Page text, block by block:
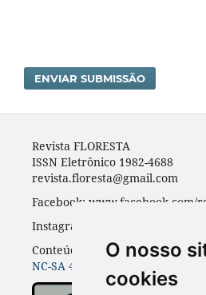
O nosso
cookies
ENVIAR SUBMISSÃO
Revista FLORESTA
ISSN Eletrônico 1982-4688
revista.floresta@gmail.com
Facebook: www.facebook.com/
Instagran: revista_floresta
Conteúdos do periódico
NC-SA 4.0